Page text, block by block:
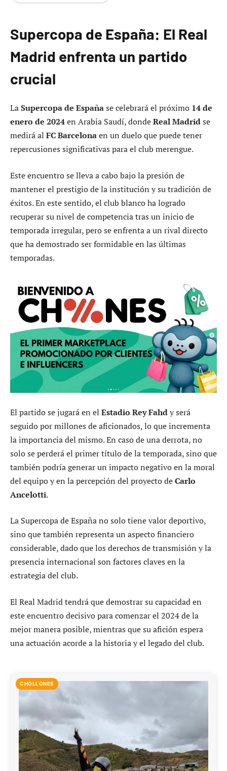
Supercopa de España: El Real
Madrid enfrenta un partido
crucial
LaSupercopa de Españase celebrará el próximo 14 de
enero de 2024en Arabia Saudí, dondeReal Madridse
medirá al FC Barcelonaen un duelo que puede tener
repercusiones significativas para el club merengue.
Este encuentro se lleva a cabo bajo la presión de
mantener el prestigio de la institución y su tradición de
éxitos. En este sentido, el club blanco ha logrado
recuperar su nivel de competencia tras un inicio de
temporada irregular, pero se enfrenta a un rival directo
que ha demostrado ser formidable en las últimas
temporadas.
El partido se jugará en el Estadio Rey Fahdy será
seguido por millones de aficionados, lo que incrementa
la importancia del mismo. En caso de una derrota, no
solo se perderá el primer título de la temporada, sino que
también podría generar un impacto negativo en la moral
del equipo y en la percepción del proyecto deCarlo
Ancelotti.
La Supercopa de España no solo tiene valor deportivo,
sino que también representa un aspecto financiero
considerable, dado que los derechos de transmisión y la
presencia internacional son factores claves en la
estrategia del club.
El Real Madrid tendrá que demostrar su capacidad en
este encuentro decisivo para comenzar el 2024 de la
mejor manera posible, mientras que su afición espera
una actuación acorde a la historia y el legado del club.
CHOLLONES